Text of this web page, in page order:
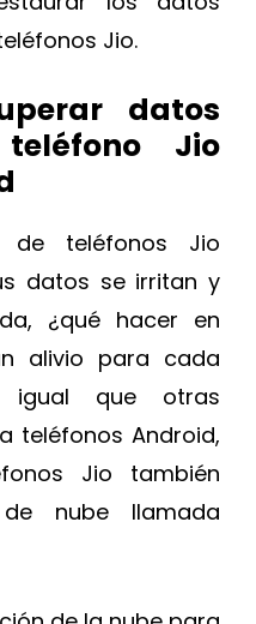
Jio.
datos
Jio
de teléfonos Jio
datos se irritan y
¿qué hacer en
alivio para cada
igual que otras
teléfonos Android,
Jio también
nube llamada